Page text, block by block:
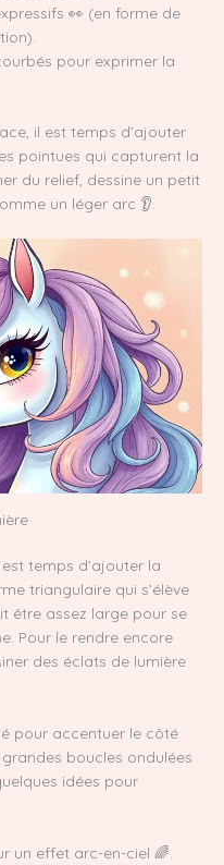
👀 (en forme de
pour exprimer la
il est temps d’ajouter
pointues qui capturent la
du relief, dessine un petit
un léger arc 👂.
temps d’ajouter la
triangulaire qui s’élève
être assez large pour se
Pour le rendre encore
des éclats de lumière
pour accentuer le côté
boucles ondulées
idées pour
un effet arc-en-ciel 🌈.